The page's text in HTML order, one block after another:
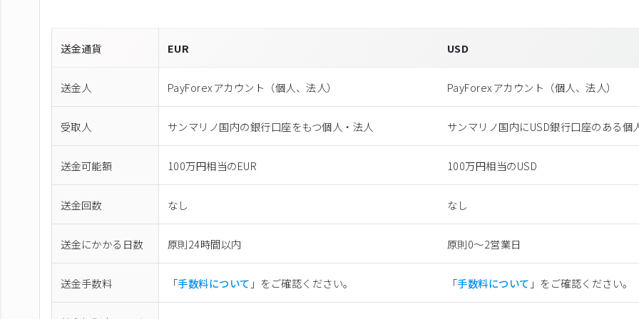
送金通貨 EUR USD
送金人 PayForexアカウント（個⼈、法⼈） PayForexアカウント（個⼈、法⼈）
受取人 サンマリノ国内の銀行口座をもつ個人・法人 サンマリノ国内にUSD銀行口座のある個
送金可能額 100万円相当のEUR 100万円相当のUSD
送金回数 なし なし
送金にかかる日数 原則24時間以内 原則0〜2営業日
送金手数料 「手数料について 」をご確認ください。 「手数料について 」をご確認ください。